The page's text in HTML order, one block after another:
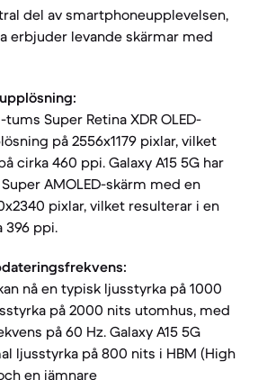
del av smartphoneupplevelsen,
erbjuder levande skärmar med
tums Super Retina XDR OLED-
på 2556x1179 pixlar, vilket
cirka 460 ppi. Galaxy A15 5G har
AMOLED-skärm med en
pixlar, vilket resulterar i en
396 ppi.
nå en typisk ljusstyrka på 1000
på 2000 nits utomhus, med
på 60 Hz. Galaxy A15 5G
ljusstyrka på 800 nits i HBM (High
en jämnare